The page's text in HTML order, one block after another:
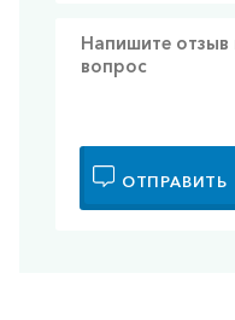
ОТПРАВИТЬ